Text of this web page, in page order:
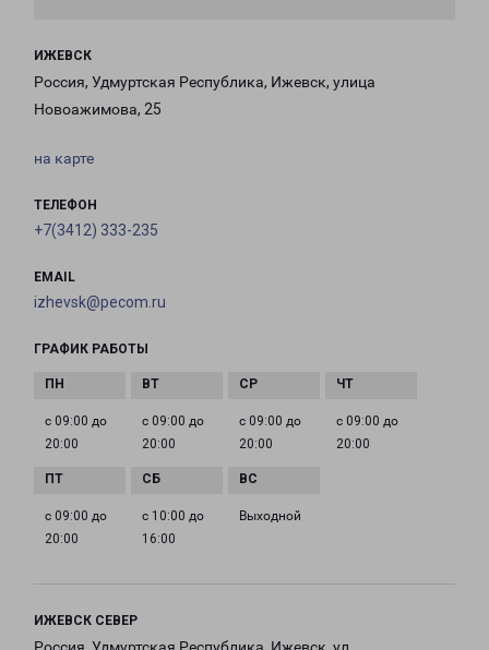
ИЖЕВСК
Россия, Удмуртская Республика, Ижевск, улица
Новоажимова, 25
на карте
ТЕЛЕФОН
+7(3412) 333-235
EMAIL
izhevsk@pecom.ru
ГРАФИК РАБОТЫ
с 09:00 до
20:00
с 09:00 до
20:00
с 09:00 до
20:00
с 09:00 до
20:00
с 09:00 до
20:00
с 10:00 до
16:00
Выходной
ИЖЕВСК СЕВЕР